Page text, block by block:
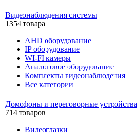
Видеонаблюдения cистемы
1354 товара
AHD оборудование
IP оборудование
WI-FI камеры
Аналоговое оборудование
Комплекты видеонаблюдения
Все категории
Домофоны и переговорные устройства
714 товаров
Видеоглазки